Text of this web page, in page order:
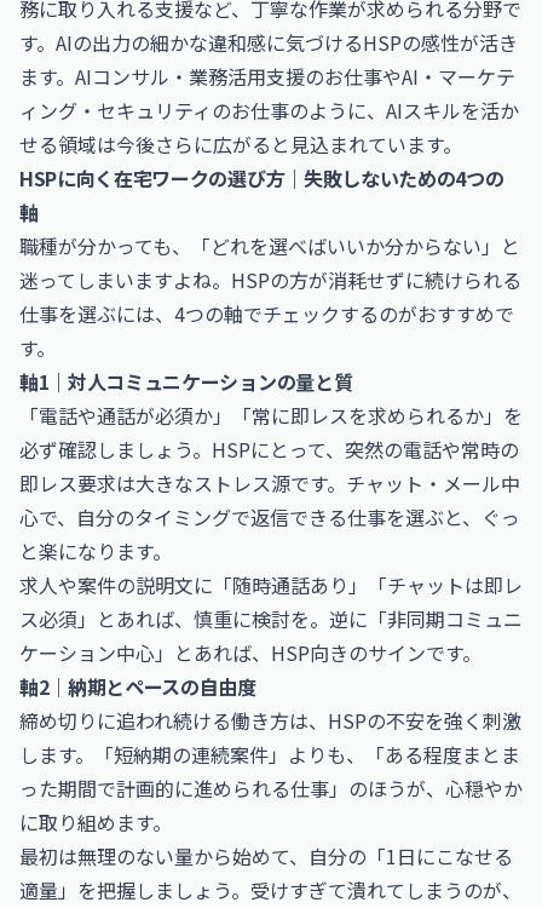
務に取り入れる支援など、丁寧な作業が求められる分野で
す。AIの出力の細かな違和感に気づけるHSPの感性が活き
ます。 AIコンサル・業務活用支援のお仕事やAI・マーケテ
ィング・セキュリティのお仕事のように、AIスキルを活か
せる領域は今後さらに広がると見込まれています。
HSPに向く在宅ワークの選び方｜失敗しないための4つの
軸
職種が分かっても、「どれを選べばいいか分からない」と
迷ってしまいますよね。HSPの方が消耗せずに続けられる
仕事を選ぶには、4つの軸でチェックするのがおすすめで
す。
軸1｜対人コミュニケーションの量と質
「電話や通話が必須か」「常に即レスを求められるか」を
必ず確認しましょう。HSPにとって、突然の電話や常時の
即レス要求は大きなストレス源です。チャット・メール中
心で、自分のタイミングで返信できる仕事を選ぶと、ぐっ
と楽になります。
求人や案件の説明文に「随時通話あり」「チャットは即レ
ス必須」とあれば、慎重に検討を。逆に「非同期コミュニ
ケーション中心」とあれば、HSP向きのサインです。
軸2｜納期とペースの自由度
締め切りに追われ続ける働き方は、HSPの不安を強く刺激
します。「短納期の連続案件」よりも、「ある程度まとま
った期間で計画的に進められる仕事」のほうが、心穏やか
に取り組めます。
最初は無理のない量から始めて、自分の「1日にこなせる
適量」を把握しましょう。受けすぎて潰れてしまうのが、